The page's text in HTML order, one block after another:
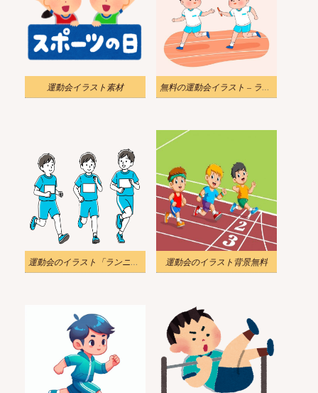
運動会イラスト素材 無料の運動会イラスト – ランニングレース
運動会のイラスト「ランニング競争」をダウンロード 運動会のイラスト背景無料